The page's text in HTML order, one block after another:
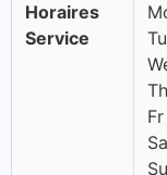
Horaires
Service